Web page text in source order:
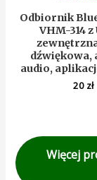
Odbiornik
VHM-314 z
dźwiękowa,
audio,
20 zł
Więcej